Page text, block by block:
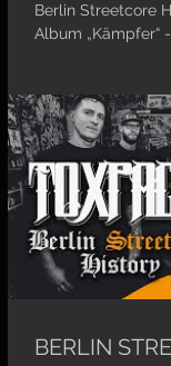
Berlin Streetcore
BERLIN